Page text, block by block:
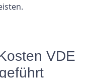
VDE